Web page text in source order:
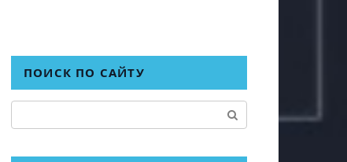
ПОИСК ПО САЙТУ